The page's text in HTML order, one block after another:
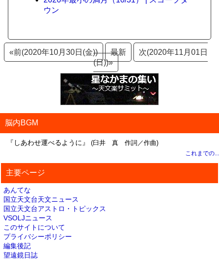
ウン
«前(2020年10月30日(金)) 最新
次(2020年11月01日
(日))»
脳内BGM
『しあわせ運べるように』 (臼井 真 作詞／作曲)
これまでの...
主要ページ
あんてな
国立天文台天文ニュース
国立天文台アストロ・トピックス
VSOLJニュース
このサイトについて
プライバシーポリシー
編集後記
望遠鏡日誌